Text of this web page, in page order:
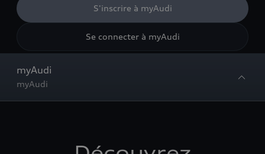
S'inscrire à myAudi
Se connecter à myAudi
myAudi
myAudi